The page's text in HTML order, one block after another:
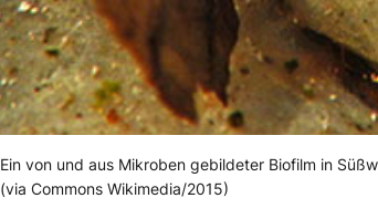
Ein von und aus Mikroben gebildeter Biofilm in
(via Commons Wikimedia/2015)